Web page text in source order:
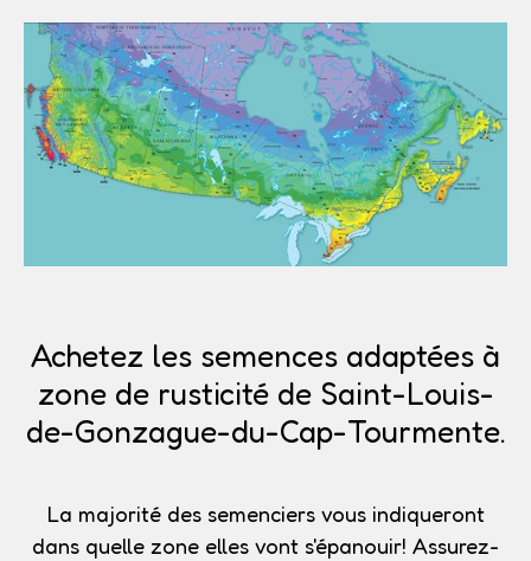
Achetez les semences adaptées à
zone de rusticité de Saint-Louis-
de-Gonzague-du-Cap-Tourmente.
La majorité des semenciers vous indiqueront
dans quelle zone elles vont s'épanouir! Assurez-